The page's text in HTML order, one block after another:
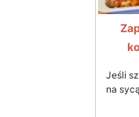
Jeśli
na